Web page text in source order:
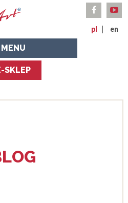
pl en
MENU
SKLEP